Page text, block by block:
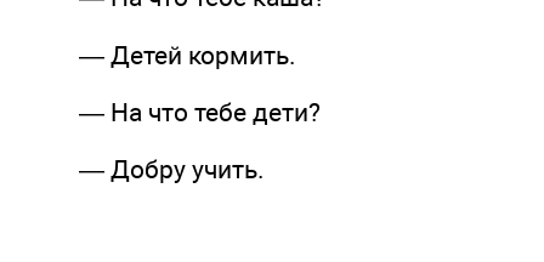
— Детей кормить.
— На что тебе дети?
— Добру учить.